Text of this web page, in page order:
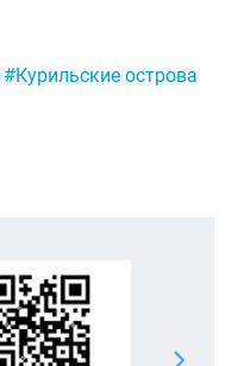
#Курильские острова